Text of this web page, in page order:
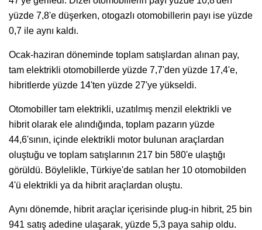
yüzde 7,8'e düşerken, otogazlı otomobillerin payı ise yüzde
0,7 ile aynı kaldı.
Ocak-haziran döneminde toplam satışlardan alınan pay,
tam elektrikli otomobillerde yüzde 7,7'den yüzde 17,4'e,
hibritlerde yüzde 14'ten yüzde 27'ye yükseldi.
Otomobiller tam elektrikli, uzatılmış menzil elektrikli ve
hibrit olarak ele alındığında, toplam pazarın yüzde
44,6'sının, içinde elektrikli motor bulunan araçlardan
oluştuğu ve toplam satışlarının 217 bin 580'e ulaştığı
görüldü. Böylelikle, Türkiye'de satılan her 10 otomobilden
4'ü elektrikli ya da hibrit araçlardan oluştu.
Aynı dönemde, hibrit araçlar içerisinde plug-in hibrit, 25 bin
941 satış adedine ulaşarak, yüzde 5,3 paya sahip oldu.